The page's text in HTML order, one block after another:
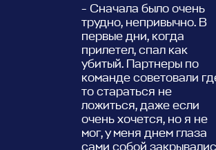
- Сначала было очень
трудно, непривычно. В
первые дни, когда
прилетел, спал как
убитый. Партнеры по
команде советовали
то стараться не
ложиться, даже если
очень хочется, но я не
мог, у меня днем глаза
сами собой